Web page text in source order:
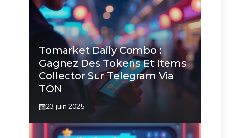
Tomarket Daily Combo :
Gagnez Des Tokens Et Items
Collector Sur Telegram Via
TON
23 juin 2025